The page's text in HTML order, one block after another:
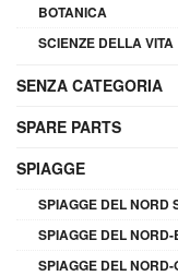
BOTANICA
SCIENZE DELLA VITA
SENZA CATEGORIA
SPARE PARTS
SPIAGGE
SPIAGGE DEL NORD
SPIAGGE DEL
SPIAGGE DEL